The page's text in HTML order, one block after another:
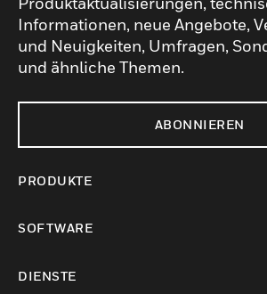
Informationen, neue Angebote,
und Neuigkeiten, Umfragen,
und ähnliche Themen.
ABONNIEREN
PRODUKTE
SOFTWARE
DIENSTE